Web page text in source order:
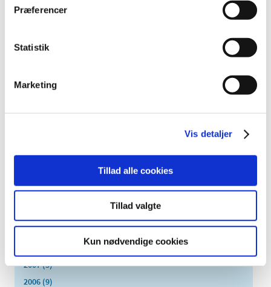
Præferencer
Statistik
Marketing
Vis detaljer
Tillad alle cookies
Tillad valgte
Kun nødvendige cookies
2022 (197)
2020 (263)
2018 (150)
2016 (167)
2009 (14)
2007 (3)
2006 (9)